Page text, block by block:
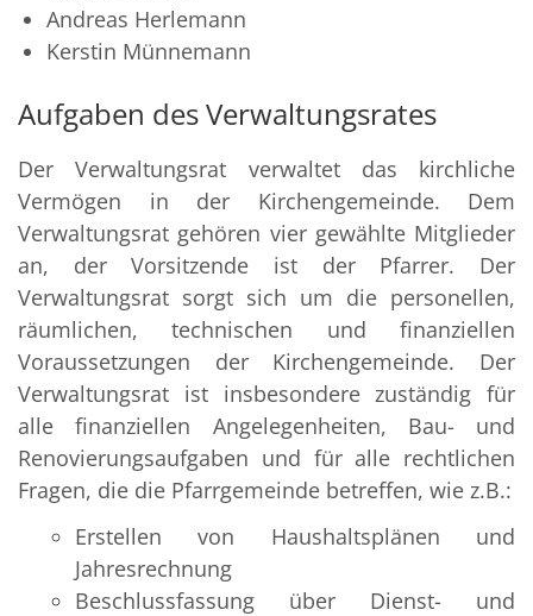
Andreas Herlemann
Kerstin Münnemann
Aufgaben des Verwaltungsrates
Der Verwaltungsrat verwaltet das kirchliche
Vermögen in der Kirchengemeinde. Dem
Verwaltungsrat gehören vier gewählte Mitglieder
an, der Vorsitzende ist der Pfarrer. Der
Verwaltungsrat sorgt sich um die personellen,
räumlichen, technischen und finanziellen
Voraussetzungen der Kirchengemeinde. Der
Verwaltungsrat ist insbesondere zuständig für
alle finanziellen Angelegenheiten, Bau- und
Renovierungsaufgaben und für alle rechtlichen
Fragen, die die Pfarrgemeinde betreffen, wie z.B.:
Erstellen von Haushaltsplänen und
Jahresrechnung
Beschlussfassung über Dienst- und